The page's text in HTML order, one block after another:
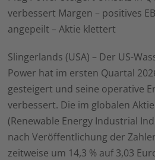
verbessert Margen – positives
angepeilt – Aktie klettert
Slingerlands (USA) – Der US-
Power hat im ersten Quartal
gesteigert und seine operative
verbessert. Die im globalen
(Renewable Energy Industrial
nach Veröffentlichung der
zeitweise um 14,3 % auf 3,03